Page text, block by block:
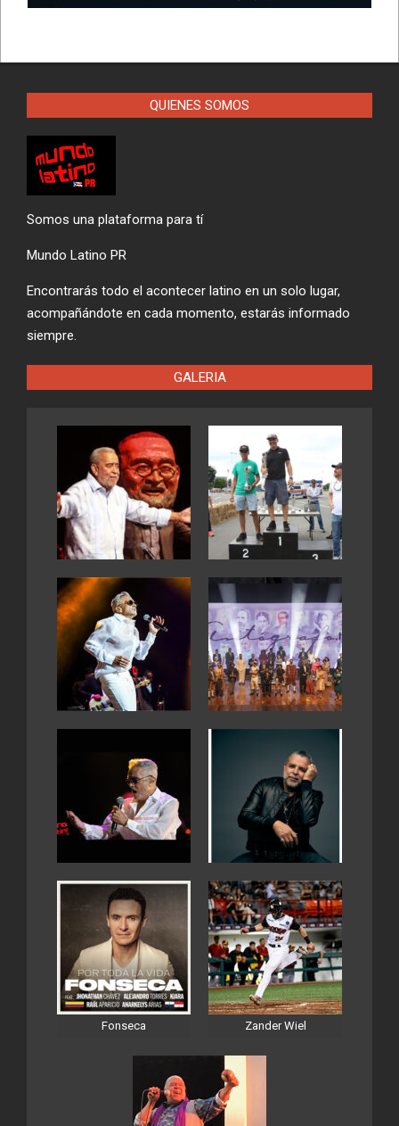
QUIENES SOMOS
Somos una plataforma para tí
Mundo Latino PR
Encontrarás todo el acontecer latino en un solo lugar,
acompañándote en cada momento, estarás informado
siempre.
GALERIA
Fonseca Zander Wiel